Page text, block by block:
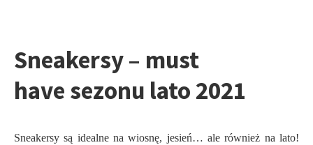
Sneakersy – must
have sezonu lato 2021
Sneakersy są idealne na wiosnę, jesień… ale również na lato!